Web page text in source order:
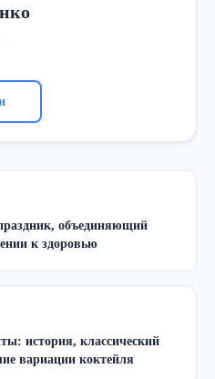
объединяющий
к здоровью
история, классический
вариации коктейля